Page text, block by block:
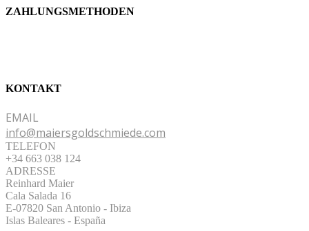
ZAHLUNGSMETHODEN
KONTAKT
EMAIL
info@maiersgoldschmiede.com
TELEFON
+34 663 038 124
ADRESSE
Reinhard Maier
Cala Salada 16
E-07820 San Antonio - Ibiza
Islas Baleares - España